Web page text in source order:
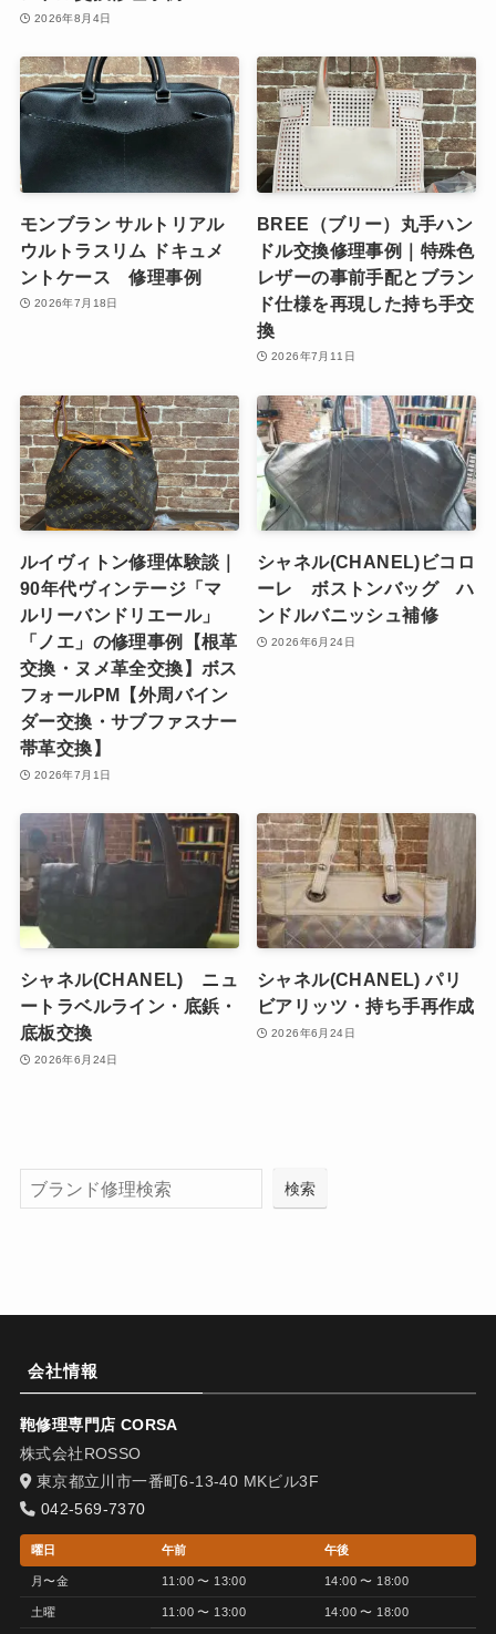
2026年8月4日
モンブラン サルトリアル
ウルトラスリム ドキュメ
ントケース 修理事例
2026年7月18日
BREE（ブリー）丸手ハン
ドル交換修理事例｜特殊色
レザーの事前手配とブラン
ド仕様を再現した持ち手交
換
2026年7月11日
ルイヴィトン修理体験談｜
90年代ヴィンテージ「マ
ルリーバンドリエール」
「ノエ」の修理事例【根革
交換・ヌメ革全交換】ボス
フォールPM【外周バイン
ダー交換・サブファスナー
帯革交換】
2026年7月1日
シャネル(CHANEL)ビコロ
ーレ ボストンバッグ ハ
ンドルバニッシュ補修
2026年6月24日
シャネル(CHANEL) ニュ
ートラベルライン・底鋲・
底板交換
2026年6月24日
シャネル(CHANEL) パリ
ビアリッツ・持ち手再作成
2026年6月24日
検索
会社情報
鞄修理専門店 CORSA
株式会社ROSSO
東京都立川市一番町6-13-40 MKビル3F
042-569-7370
曜日 午前 午後
月〜金 11:00 〜 13:00 14:00 〜 18:00
土曜 11:00 〜 13:00 14:00 〜 18:00